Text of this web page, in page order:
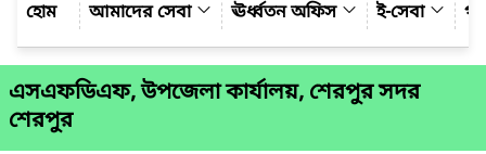
আমাদের সেবা
ঊর্ধ্বতন অফিস ই-সেবা
এসএফডিএফ, উপজেলা কার্যালয়, শেরপুর সদর
শেরপুর